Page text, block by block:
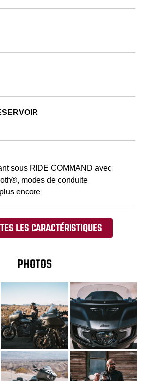
sous RIDE COMMAND avec
modes de conduite
encore
LES CARACTÉRISTIQUES
PHOTOS